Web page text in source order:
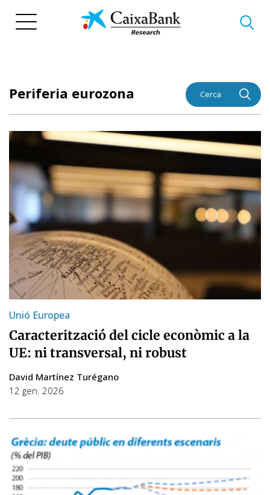
Periferia eurozona Cerca
Unió Europea
Caracterització del cicle econòmic a la
UE: ni transversal, ni robust
David Martínez Turégano
12 gen. 2026